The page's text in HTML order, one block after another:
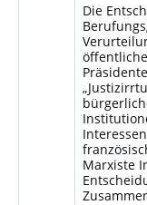
Die
Marxiste